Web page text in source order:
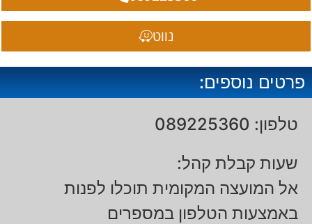
נווט
פרטים נוספים:
טלפון: 089225360
שעות קבלת קהל:
אל המועצה המקומית תוכלו לפנות
באמצעות הטלפון במספרים